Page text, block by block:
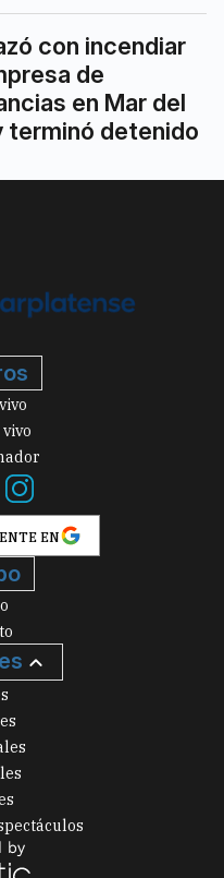
con incendiar
de
en Mar del
terminó detenido
EN